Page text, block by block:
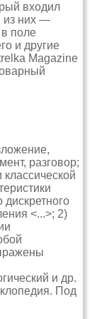
входил
из них —
поле
и другие
Magazine
разговор;
дискретного
<...>; 2)
и др.
Под